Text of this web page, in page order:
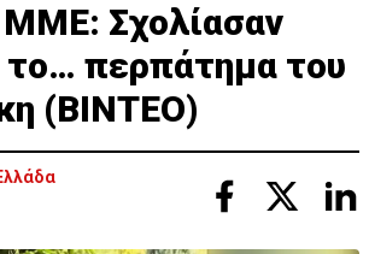
ΜΜΕ: Σχολίασαν
το… περπάτημα του
(ΒΙΝΤΕΟ)